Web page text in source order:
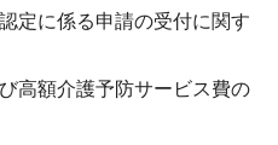
定に係る申請の受付に関す
高額介護予防サービス費の